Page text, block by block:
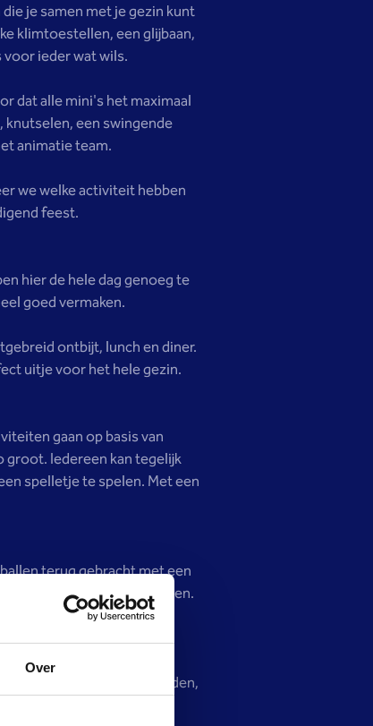
Over
je samen met je gezin kunt
klimtoestellen, een glijbaan,
ieder wat wils.
dat alle mini's het maximaal
knutselen, een swingende
animatie team.
we welke activiteit hebben
feest.
hier de hele dag genoeg te
goed vermaken.
ontbijt, lunch en diner.
uitje voor het hele gezin.
gaan op basis van
groot. Iedereen kan tegelijk
spelletje te spelen. Met een
terug gebracht met een
leuk is om te spelen.
kegels om krijgen.
varkens, eenden, honden,